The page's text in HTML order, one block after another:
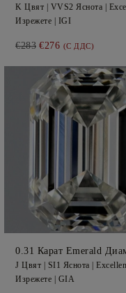
K Цвят | VVS2 Яснота |
Изрежете | IGI
€283 €276 (С ДДС)
0.31 Карат Emerald
J Цвят | SI1 Яснота |
Изрежете | GIA